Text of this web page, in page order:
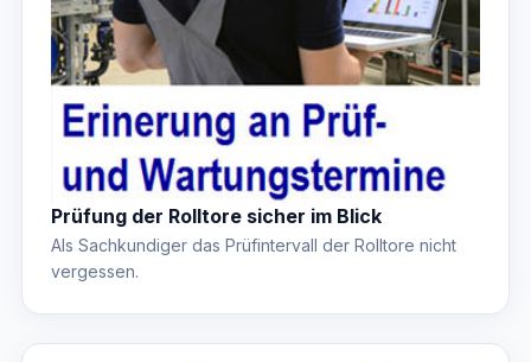
Prüfung der Rolltore sicher im Blick
Als Sachkundiger das Prüfintervall der Rolltore nicht
vergessen.